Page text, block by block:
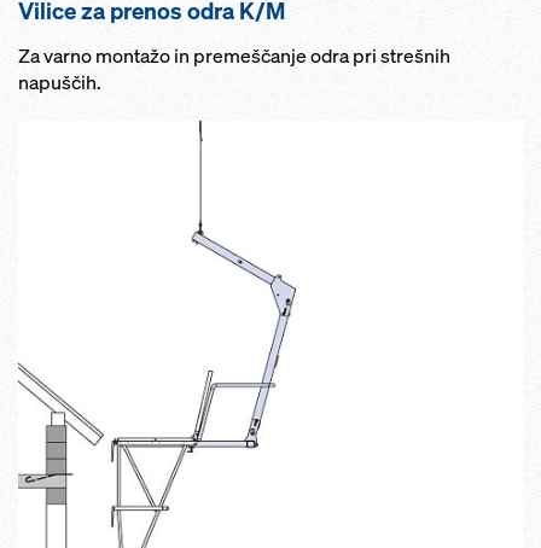
Vilice za prenos odra K/M
Za varno montažo in premeščanje odra pri strešnih
napuščih.